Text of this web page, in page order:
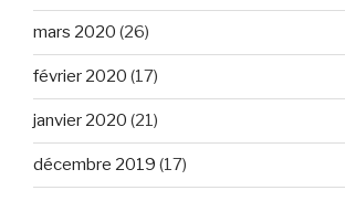
mars 2020 (26)
février 2020 (17)
janvier 2020 (21)
décembre 2019 (17)